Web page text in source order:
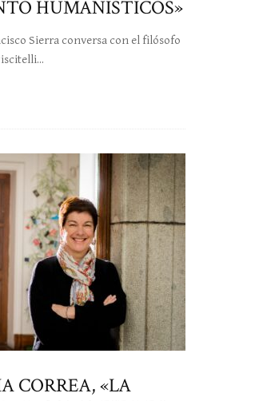
HUMANÍSTICOS»
Sierra conversa con el filósofo
CORREA, «LA